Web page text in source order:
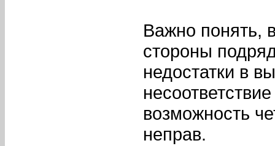
Важно понять,
стороны
недостатки в
возможность
неправ.